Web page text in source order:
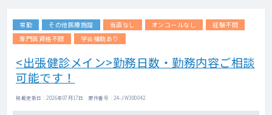
※保健師が入社2年目の社員はすべて
面談する体制を取っており、
で対応が難しいケースを
・ストレスチェック後の高ストレス者面
談：10件/年
常勤 その他医療施設 当直なし オンコールなし
経験不問
専門医資格不問
学会補助あり
<出張健診メイン>勤務日数・勤務内容ご相談
可能です！
掲載更新日 : 2026年07月17日 案件番号 : 24-JW300042